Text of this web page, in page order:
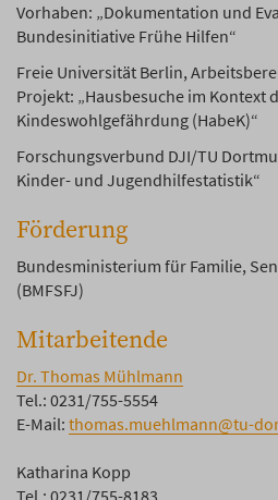
Vorhaben: „Dokumentation und
Bundesinitiative Frühe Hilfen“
Freie Universität Berlin,
Projekt: „Hausbesuche im Kontext
Kindeswohlgefährdung (HabeK)“
Forschungsverbund DJI/TU
Kinder- und Jugendhilfestatistik“
Förderung
Bundesministerium für Familie,
(BMFSFJ)
Mitarbeitende
Dr. Thomas Mühlmann
Tel.: 0231/755-5554
E-Mail: thomas.muehlmann@tu-
Katharina Kopp
Tel.: 0231/755-8183